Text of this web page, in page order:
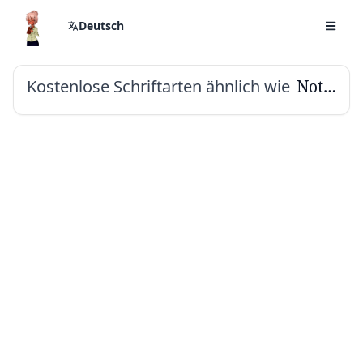
Deutsch
Kostenlose Schriftarten ähnlich wie Noto Serif Malayalam